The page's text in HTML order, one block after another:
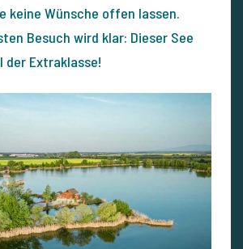
keine Wünsche offen lassen.
Besuch wird klar: Dieser See
der Extraklasse!